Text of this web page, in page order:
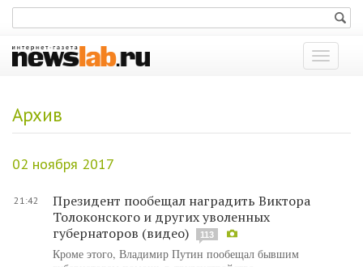
Показать
меню
Архив
02 ноября 2017
21:42
Президент пообещал наградить Виктора
Толоконского и других уволенных
губернаторов (видео)
113
Кроме этого, Владимир Путин пообещал бывшим